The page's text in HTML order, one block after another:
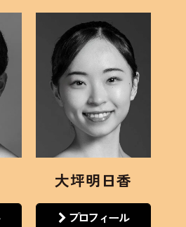
大坪明日香
プロフィール